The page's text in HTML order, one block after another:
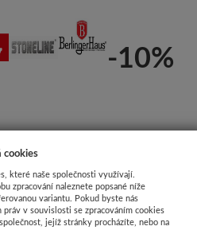
-10%
cookies
které naše společnosti využívají.
zpracování naleznete popsané níže
variantu. Pokud byste nás
v souvislosti se zpracováním cookies
jejíž stránky procházíte, nebo na